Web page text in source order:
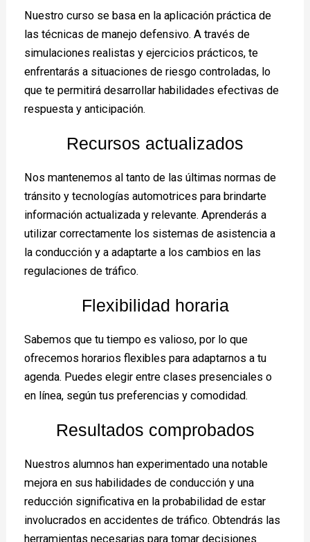
Nuestro curso se basa en la aplicación práctica de
las técnicas de manejo defensivo. A través de
simulaciones realistas y ejercicios prácticos, te
enfrentarás a situaciones de riesgo controladas, lo
que te permitirá desarrollar habilidades efectivas de
respuesta y anticipación.
Recursos actualizados
Nos mantenemos al tanto de las últimas normas de
tránsito y tecnologías automotrices para brindarte
información actualizada y relevante. Aprenderás a
utilizar correctamente los sistemas de asistencia a
la conducción y a adaptarte a los cambios en las
regulaciones de tráfico.
Flexibilidad horaria
Sabemos que tu tiempo es valioso, por lo que
ofrecemos horarios flexibles para adaptarnos a tu
agenda. Puedes elegir entre clases presenciales o
en línea, según tus preferencias y comodidad.
Resultados comprobados
Nuestros alumnos han experimentado una notable
mejora en sus habilidades de conducción y una
reducción significativa en la probabilidad de estar
involucrados en accidentes de tráfico. Obtendrás las
herramientas necesarias para tomar decisiones